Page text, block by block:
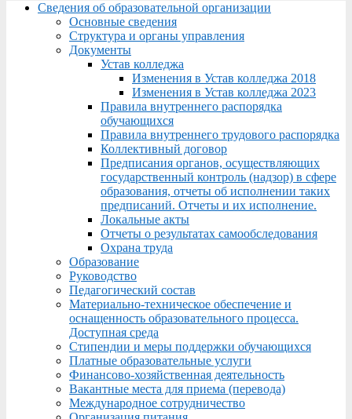
Menu
Сведения об образовательной организации
Основные сведения
Структура и органы управления
Документы
Устав колледжа
Изменения в Устав колледжа 2018
Изменения в Устав колледжа 2023
Правила внутреннего распорядка
обучающихся
Правила внутреннего трудового распорядка
Коллективный договор
Предписания органов, осуществляющих
государственный контроль (надзор) в сфере
образования, отчеты об исполнении таких
предписаний. Отчеты и их исполнение.
Локальные акты
Отчеты о результатах самообследования
Охрана труда
Образование
Руководство
Педагогический состав
Материально-техническое обеспечение и
оснащенность образовательного процесса.
Доступная среда
Стипендии и меры поддержки обучающихся
Платные образовательные услуги
Финансово-хозяйственная деятельность
Вакантные места для приема (перевода)
Международное сотрудничество